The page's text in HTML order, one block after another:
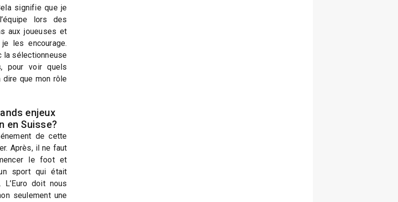
signifie que je
lors des
aux joueuses et
les encourage.
la sélectionneuse
pour voir quels
que mon rôle
enjeux
en Suisse?
de cette
Après, il ne faut
le foot et
sport qui était
doit nous
seulement une